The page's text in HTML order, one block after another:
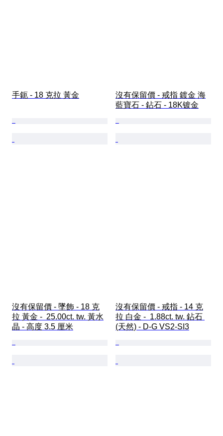
手鈪 - 18 克拉 黃金
沒有保留價 - 戒指 鍍金 海
藍寶石 - 鉆石 - 18K镀金
沒有保留價 - 墜飾 - 18 克
拉 黃金 -  25.00ct. tw. 黃水
晶 - 高度 3.5 厘米
沒有保留價 - 戒指 - 14 克
拉 白金 -  1.88ct. tw. 鉆石
(天然) - D-G VS2-SI3